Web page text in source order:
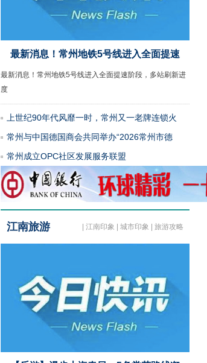
最新消息！常州地铁5号线进入全面提速
最新消息！常州地铁5号线进入全面提速阶段，多站刷新进
度
上世纪90年代风靡一时，常州又一老牌连锁火
常州与中国德国商会共同举办“2026常州市德
常州成立OPC社区发展服务联盟
江南旅游 江南印象 城市印象 旅游攻略